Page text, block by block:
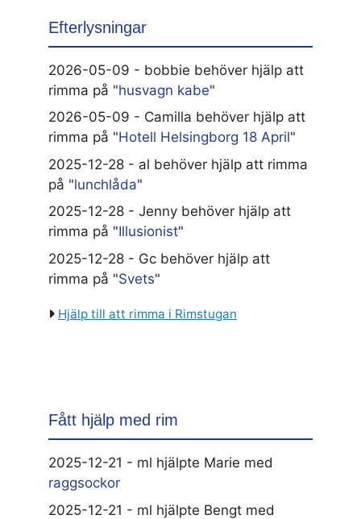
Efterlysningar
2026-05-09 - bobbie behöver hjälp att
rimma på "husvagn kabe"
2026-05-09 - Camilla behöver hjälp att
rimma på "Hotell Helsingborg 18 April"
2025-12-28 - al behöver hjälp att rimma
på "lunchlåda"
2025-12-28 - Jenny behöver hjälp att
rimma på "Illusionist"
2025-12-28 - Gc behöver hjälp att
rimma på "Svets"
Hjälp till att rimma i Rimstugan
Fått hjälp med rim
2025-12-21 - ml hjälpte Marie med
raggsockor
2025-12-21 - ml hjälpte Bengt med